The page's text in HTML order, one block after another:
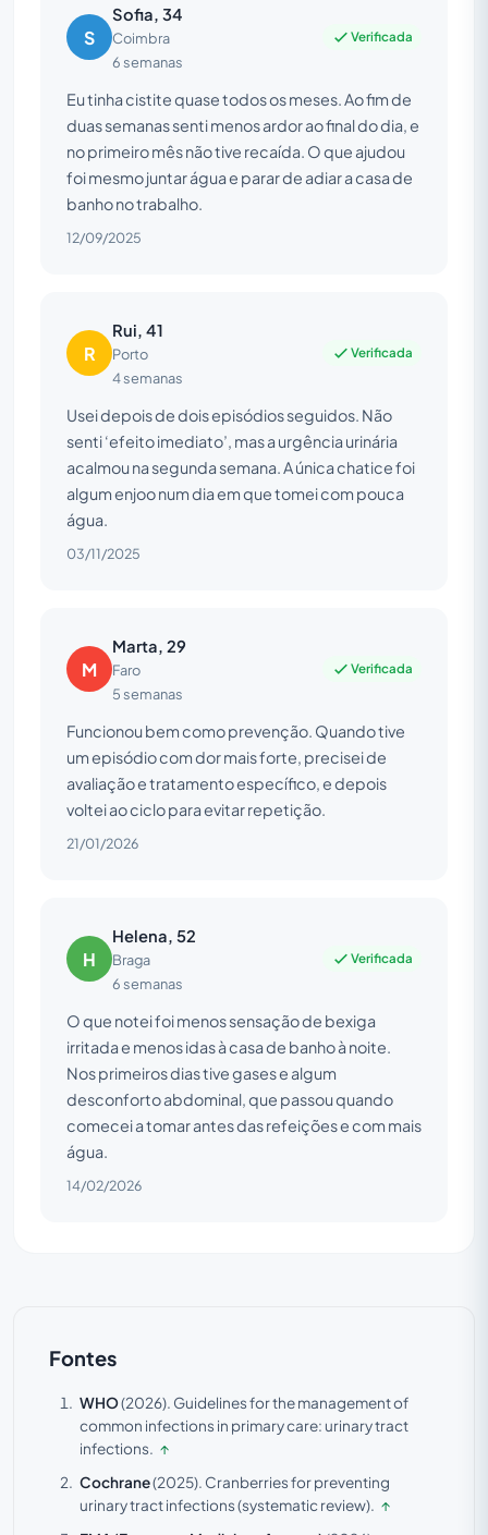
S
Sofia, 34
Coimbra
6 semanas
Verificada
Eu tinha cistite quase todos os meses. Ao fim de
duas semanas senti menos ardor ao final do dia, e
no primeiro mês não tive recaída. O que ajudou
foi mesmo juntar água e parar de adiar a casa de
banho no trabalho.
12/09/2025
R
Rui, 41
Porto
4 semanas
Verificada
Usei depois de dois episódios seguidos. Não
senti ‘efeito imediato’, mas a urgência urinária
acalmou na segunda semana. A única chatice foi
algum enjoo num dia em que tomei com pouca
água.
03/11/2025
M
Marta, 29
Faro
5 semanas
Verificada
Funcionou bem como prevenção. Quando tive
um episódio com dor mais forte, precisei de
avaliação e tratamento específico, e depois
voltei ao ciclo para evitar repetição.
21/01/2026
H
Helena, 52
Braga
6 semanas
Verificada
O que notei foi menos sensação de bexiga
irritada e menos idas à casa de banho à noite.
Nos primeiros dias tive gases e algum
desconforto abdominal, que passou quando
comecei a tomar antes das refeições e com mais
água.
14/02/2026
Fontes
WHO(2026). Guidelines for the management of
common infections in primary care: urinary tract
infections. ↑
Cochrane(2025). Cranberries for preventing
urinary tract infections (systematic review). ↑